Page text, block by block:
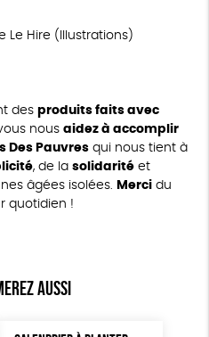
Le Hire (Illustrations)
des produits faits avec
nous aidez à accomplir
Des Pauvresqui nous tient à
, de la solidaritéet
âgées isolées. Mercidu
quotidien !
aussi